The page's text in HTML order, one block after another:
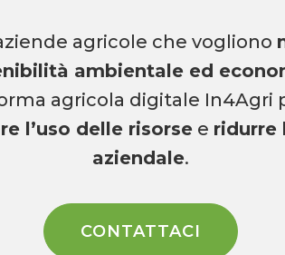
agricole che vogliono
ambientale ed
agricola digitale In4Agri
l’uso delle risorse e ridurre
aziendale.
CONTATTACI